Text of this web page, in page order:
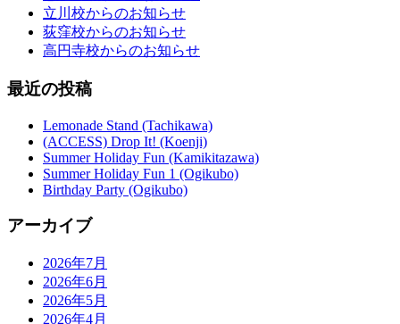
立川校からのお知らせ
荻窪校からのお知らせ
高円寺校からのお知らせ
最近の投稿
Lemonade Stand (Tachikawa)
(ACCESS) Drop It! (Koenji)
Summer Holiday Fun (Kamikitazawa)
Summer Holiday Fun 1 (Ogikubo)
Birthday Party (Ogikubo)
アーカイブ
2026年7月
2026年6月
2026年5月
2026年4月